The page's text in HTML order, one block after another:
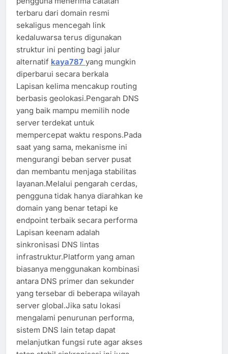
terbaru dari domain resmi
sekaligus mencegah link
kedaluwarsa terus digunakan
struktur ini penting bagi jalur
alternatif kaya787 yang mungkin
diperbarui secara berkala
Lapisan kelima mencakup routing
berbasis geolokasi.Pengarah DNS
yang baik mampu memilih node
server terdekat untuk
mempercepat waktu respons.Pada
saat yang sama, mekanisme ini
mengurangi beban server pusat
dan membantu menjaga stabilitas
layanan.Melalui pengarah cerdas,
pengguna tidak hanya diarahkan ke
domain yang benar tetapi ke
endpoint terbaik secara performa
Lapisan keenam adalah
sinkronisasi DNS lintas
infrastruktur.Platform yang aman
biasanya menggunakan kombinasi
antara DNS primer dan sekunder
yang tersebar di beberapa wilayah
server global.Jika satu lokasi
mengalami penurunan performa,
sistem DNS lain tetap dapat
melanjutkan fungsi rute agar akses